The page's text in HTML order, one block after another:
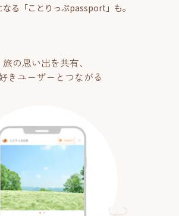
る「ことりっぷpassport」も。
旅の思い出を共有、
きユーザーとつながる